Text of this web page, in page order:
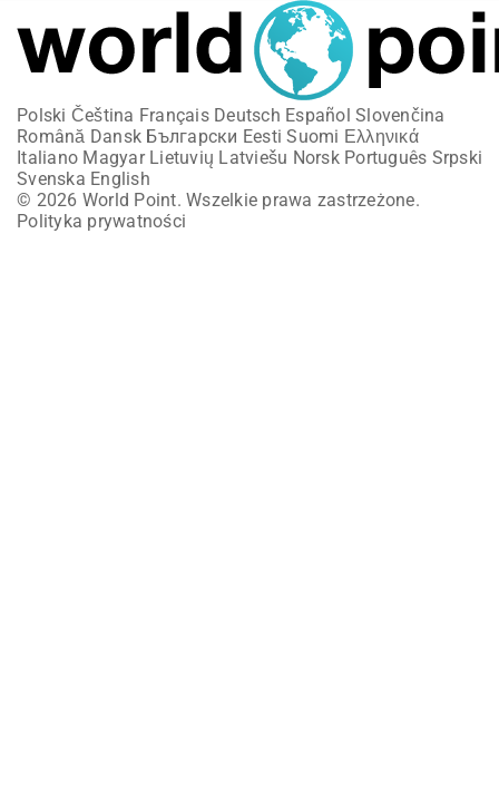
Polski Čeština Français Deutsch Español Slovenčina
Română Dansk Български Eesti Suomi Ελληνικά
Italiano Magyar Lietuvių Latviešu Norsk Português Srpski
Svenska English
© 2026 World Point. Wszelkie prawa zastrzeżone.
Polityka prywatności